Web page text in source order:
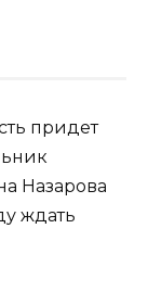
придет
Назарова
ждать